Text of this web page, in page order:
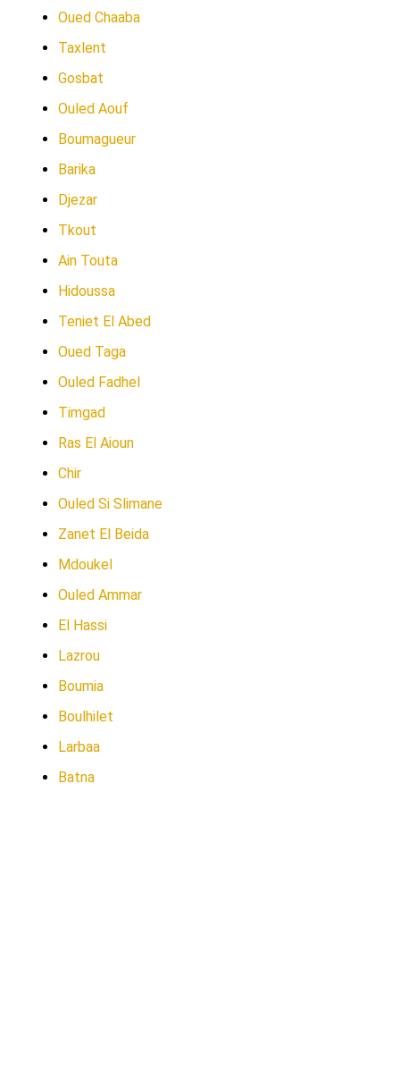
Oued Chaaba
Taxlent
Gosbat
Ouled Aouf
Boumagueur
Barika
Djezar
Tkout
Ain Touta
Hidoussa
Teniet El Abed
Oued Taga
Ouled Fadhel
Timgad
Ras El Aioun
Chir
Ouled Si Slimane
Zanet El Beida
Mdoukel
Ouled Ammar
El Hassi
Lazrou
Boumia
Boulhilet
Larbaa
Batna